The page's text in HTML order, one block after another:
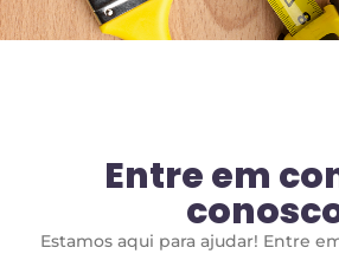
Entre em
Estamos aqui para ajudar! Entre